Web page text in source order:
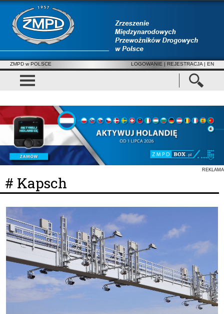
ZMPD w POLSCE LOGOWANIE | REJESTRACJA | EN
REKLAMA
# Kapsch